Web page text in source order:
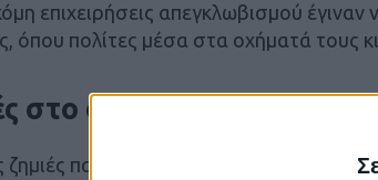
επιχειρήσεις απεγκλωβισμού
όπου πολίτες μέσα στα οχήματά τους
στο οδικό δίκτυο
παρατηρούνται και στο οδικό